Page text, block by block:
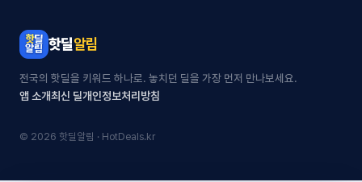
핫딜알림
전국의 핫딜을 키워드 하나로. 놓치던 딜을 가장 먼저 만나보세요.
앱 소개최신 딜개인정보처리방침
© 2026 핫딜알림 · HotDeals.kr